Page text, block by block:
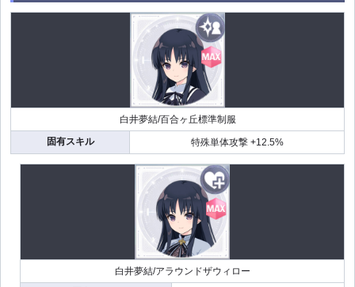
白井夢結/百合ヶ丘標準制服
固有スキル
特殊単体攻撃 +12.5%
白井夢結/アラウンドザウィロー